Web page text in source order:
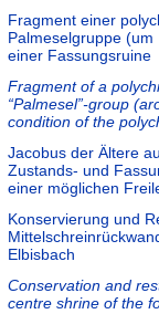
Fragment einer
Palmeselgruppe
einer Fassungsruine
Fragment of a
“Palmesel”-group
condition of the
Jacobus der Ältere
Zustands- und
einer möglichen
Konservierung und
Elbisbach
Conservation and
centre shrine of the